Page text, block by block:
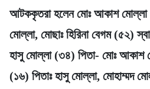
আটককৃতরা হলেন মোঃ আকাশ
মোল্লা, মোছাঃ হিরিনা বেগম (৫২)
হাসু মোল্লা (৩৪) পিতা- মোঃ আকাশ
(১৬) পিতাঃ হাসু মোল্লা, মোহাম্মদ